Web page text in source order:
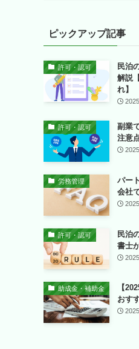
ピックアップ記事
許可・認可
民泊
解説
れ】
許可・認可
副業
注意
労務管理
パー
会社
許可・認可
民泊
書士
助成金・補助金
【
おす